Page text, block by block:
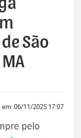
São
em: 06/11/2025 17:07